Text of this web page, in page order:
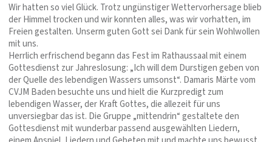
Wir hatten so viel Glück. Trotz ungünstiger Wettervorhersage blieb
der Himmel trocken und wir konnten alles, was wir vorhatten, im
Freien gestalten. Unserm guten Gott sei Dank für sein Wohlwollen
mit uns.
Herrlich erfrischend begann das Fest im Rathaussaal mit einem
Gottesdienst zur Jahreslosung: „Ich will dem Durstigen geben von
der Quelle des lebendigen Wassers umsonst“. Damaris Märte vom
CVJM Baden besuchte uns und hielt die Kurzpredigt zum
lebendigen Wasser, der Kraft Gottes, die allezeit für uns
unversiegbar das ist. Die Gruppe „mittendrin“ gestaltete den
Gottesdienst mit wunderbar passend ausgewählten Liedern,